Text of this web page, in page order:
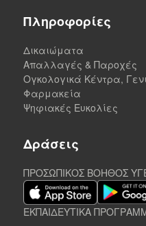
Πληροφορίες
Δικαιώματα
Απαλλαγές & Παροχές
Ογκολογικά Κέντρα,
Φαρμακεία
Ψηφιακές Ευκολίες
Δράσεις
ΠΡΟΣΩΠΙΚΟΣ ΒΟΗΘΟΣ
ΕΚΠΑΙΔΕΥΤΙΚΑ